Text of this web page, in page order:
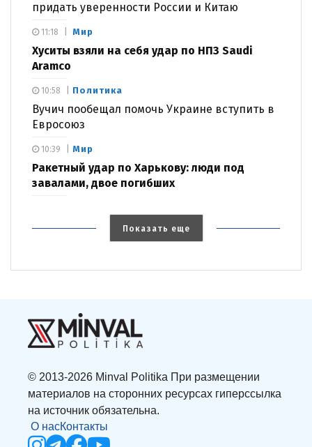
придать уверенности России и Китаю
Мир
Хуситы взяли на себя удар по НПЗ Saudi
Aramco
11:18
Политика
Вучич пообещал помочь Украине вступить в
Евросоюз
10:58
Мир
Ракетный удар по Харькову: люди под
завалами, двое погибших
10:39
Показать еще
© 2013-2026 Minval Politika При размещении
материалов на сторонних ресурсах гиперссылка
на источник обязательна.
О насКонтакты